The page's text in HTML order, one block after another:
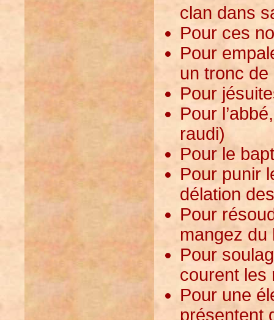
clan dans
Pour ces
Pour
un tronc de
Pour
Pour
raudi)
Pour le
Pour punir
délation
Pour
mangez du
Pour
courent les
Pour une
présentent